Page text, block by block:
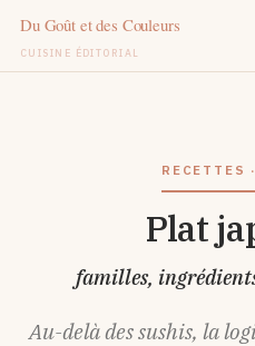
CUISINE ÉDITORIAL
RECETTES
Plat
familles,
Au-delà des sushis, la